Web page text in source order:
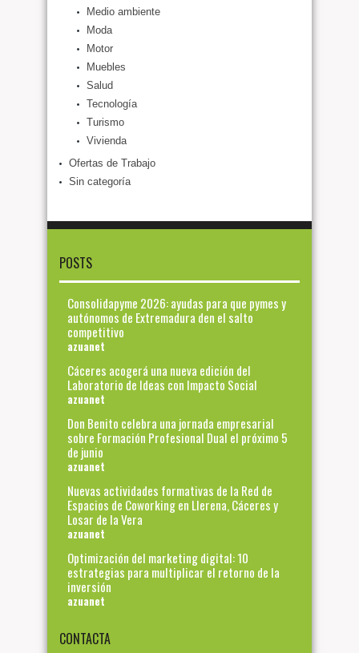
Medio ambiente
Moda
Motor
Muebles
Salud
Tecnología
Turismo
Vivienda
Ofertas de Trabajo
Sin categoría
POSTS
Consolidapyme 2026: ayudas para que pymes y
autónomos de Extremadura den el salto
competitivo
azuanet
Cáceres acogerá una nueva edición del
Laboratorio de Ideas con Impacto Social
azuanet
Don Benito celebra una jornada empresarial
sobre Formación Profesional Dual el próximo 5
de junio
azuanet
Nuevas actividades formativas de la Red de
Espacios de Coworking en Llerena, Cáceres y
Losar de la Vera
azuanet
Optimización del marketing digital: 10
estrategias para multiplicar el retorno de la
inversión
azuanet
CONTACTA